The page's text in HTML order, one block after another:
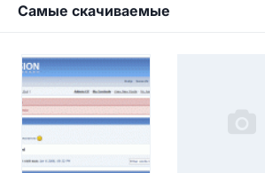
Самые скачиваемые